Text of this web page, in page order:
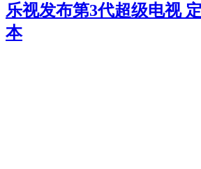
乐视发布第3代超级电视
本